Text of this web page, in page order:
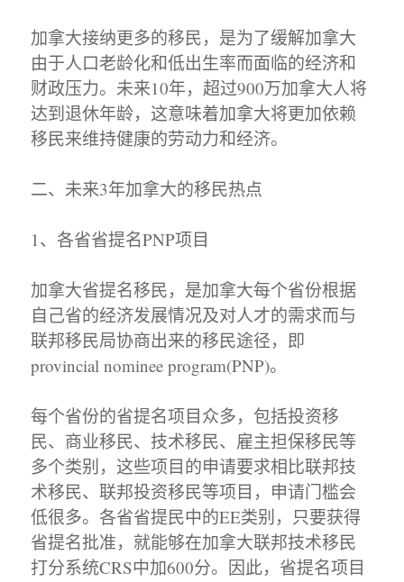
加拿大接纳更多的移民，是为了缓解加拿大
由于人口老龄化和低出生率而面临的经济和
财政压力。未来10年，超过900万加拿大人将
达到退休年龄，这意味着加拿大将更加依赖
移民来维持健康的劳动力和经济。
二、未来3年加拿大的移民热点
1、各省省提名PNP项目
加拿大省提名移民，是加拿大每个省份根据
自己省的经济发展情况及对人才的需求而与
联邦移民局协商出来的移民途径，即
provincial nominee program(PNP)。
每个省份的省提名项目众多，包括投资移
民、商业移民、技术移民、雇主担保移民等
多个类别，这些项目的申请要求相比联邦技
术移民、联邦投资移民等项目，申请门槛会
低很多。各省省提民中的EE类别，只要获得
省提名批准，就能够在加拿大联邦技术移民
打分系统CRS中加600分。因此，省提名项目